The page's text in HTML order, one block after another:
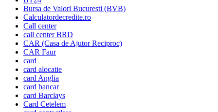
Bursa de Valori Bucuresti (BVB)
Calculatordecredite.ro
Call center
call center BRD
CAR (Casa de Ajutor Reciproc)
CAR Faur
card
card alocatie
card Anglia
card bancar
card Barclays
Card Cetelem